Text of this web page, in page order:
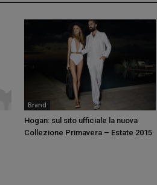
Brand
Hogan: sul sito ufficiale la nuova
Collezione Primavera – Estate 2015